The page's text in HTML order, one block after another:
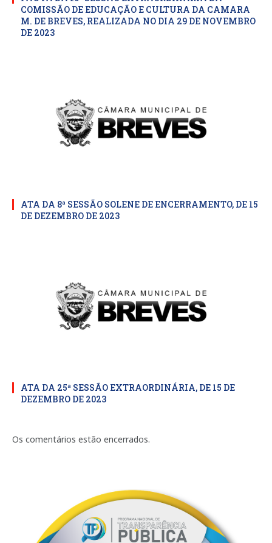
COMISSÃO DE EDUCAÇÃO E CULTURA DA CAMARA
M. DE BREVES, REALIZADA NO DIA 29 DE NOVEMBRO
DE 2023
ATA DA 8ª SESSÃO SOLENE DE ENCERRAMENTO, DE 15
DE DEZEMBRO DE 2023
ATA DA 25ª SESSÃO EXTRAORDINÁRIA, DE 15 DE
DEZEMBRO DE 2023
Os comentários estão encerrados.